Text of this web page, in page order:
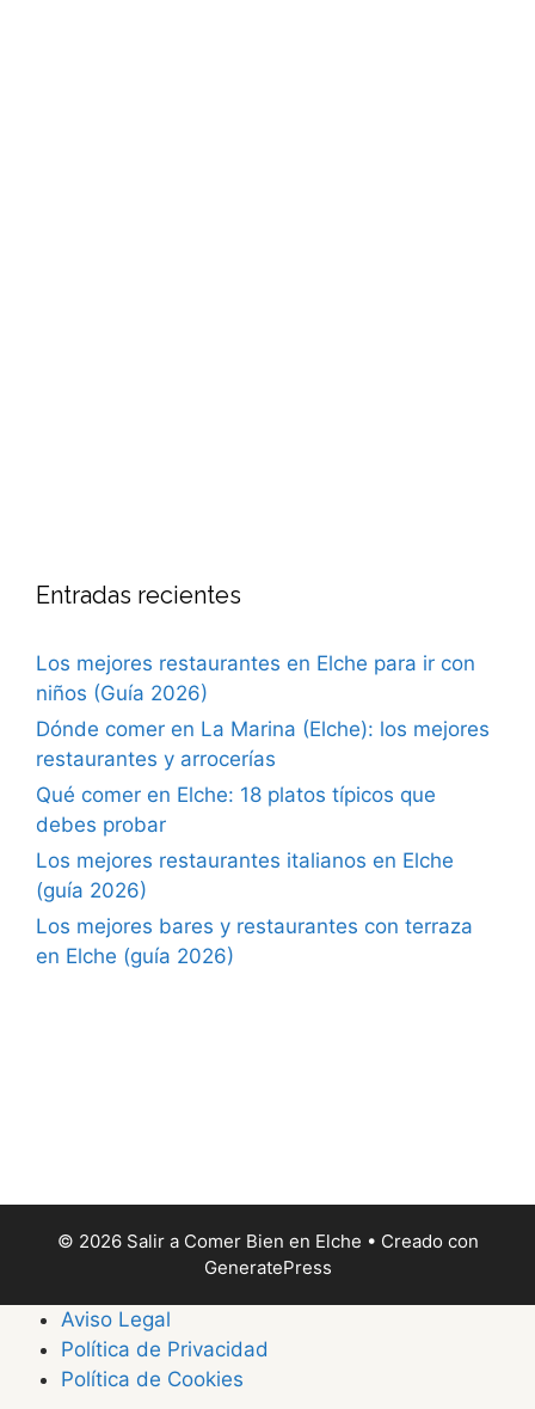
Entradas recientes
Los mejores restaurantes en Elche para ir con
niños (Guía 2026)
Dónde comer en La Marina (Elche): los mejores
restaurantes y arrocerías
Qué comer en Elche: 18 platos típicos que
debes probar
Los mejores restaurantes italianos en Elche
(guía 2026)
Los mejores bares y restaurantes con terraza
en Elche (guía 2026)
© 2026 Salir a Comer Bien en Elche • Creado con
GeneratePress
Aviso Legal
Política de Privacidad
Política de Cookies